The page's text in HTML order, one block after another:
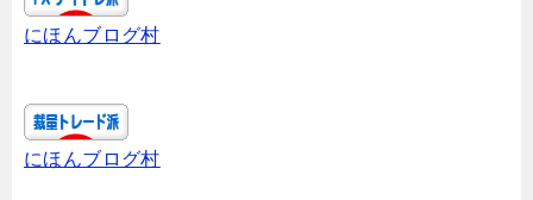
にほんブログ村
にほんブログ村